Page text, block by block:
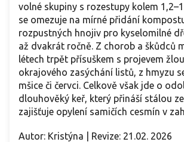
volné skupiny s rozestupy kolem
se omezuje na mírné přidání
rozpustných hnojiv pro kyselomilné
až dvakrát ročně. Z chorob a škůdců
létech trpět přísuškem s projevem
okrajového zasýchání listů, z hmyzu
mšice či červci. Celkově však jde o
dlouhověký keř, který přináší stálou
zajišťuje opylení samičích cesmín v
Autor: Kristýna | Revize: 21.02. 2026